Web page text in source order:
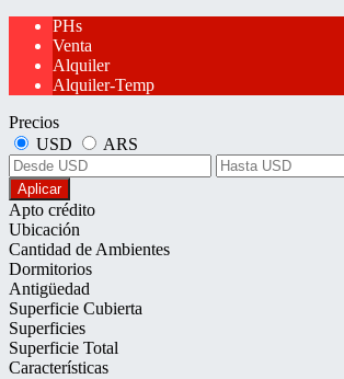
PHs
Venta
Alquiler
Alquiler-Temp
Precios
USD
ARS
Aplicar
Apto crédito
Ubicación
Cantidad de Ambientes
Dormitorios
Antigüedad
Superficie Cubierta
Superficies
Superficie Total
Características